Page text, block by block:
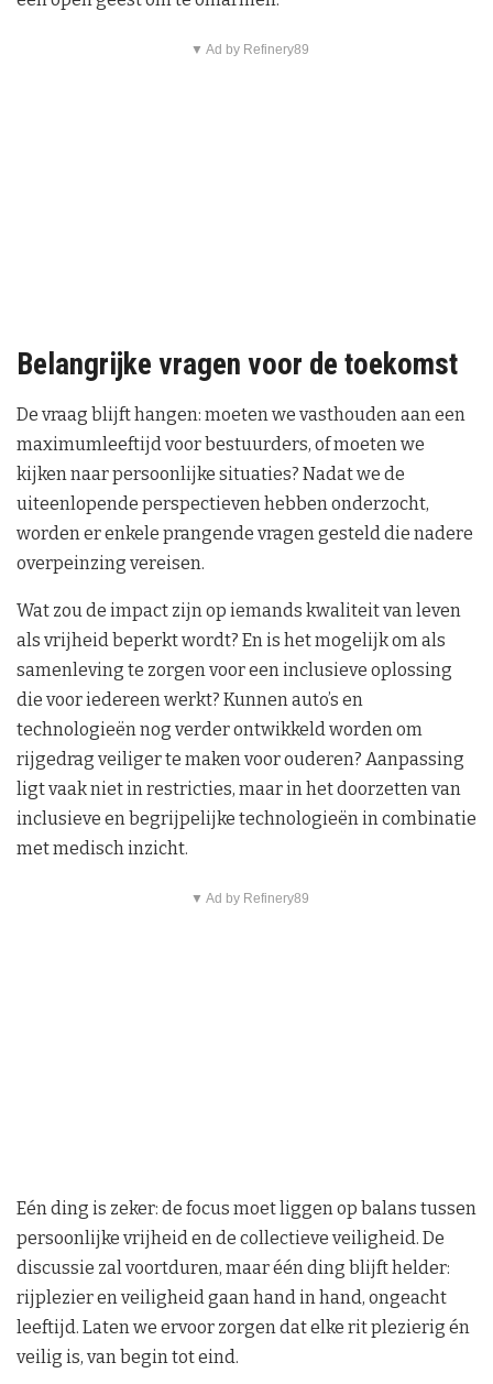
▼ Ad by Refinery89
Belangrijke vragen voor de toekomst
De vraag blijft hangen: moeten we vasthouden aan een
maximumleeftijd voor bestuurders, of moeten we
kijken naar persoonlijke situaties? Nadat we de
uiteenlopende perspectieven hebben onderzocht,
worden er enkele prangende vragen gesteld die nadere
overpeinzing vereisen.
Wat zou de impact zijn op iemands kwaliteit van leven
als vrijheid beperkt wordt? En is het mogelijk om als
samenleving te zorgen voor een inclusieve oplossing
die voor iedereen werkt? Kunnen auto’s en
technologieën nog verder ontwikkeld worden om
rijgedrag veiliger te maken voor ouderen? Aanpassing
ligt vaak niet in restricties, maar in het doorzetten van
inclusieve en begrijpelijke technologieën in combinatie
met medisch inzicht.
▼ Ad by Refinery89
Eén ding is zeker: de focus moet liggen op balans tussen
persoonlijke vrijheid en de collectieve veiligheid. De
discussie zal voortduren, maar één ding blijft helder:
rijplezier en veiligheid gaan hand in hand, ongeacht
leeftijd. Laten we ervoor zorgen dat elke rit plezierig én
veilig is, van begin tot eind.